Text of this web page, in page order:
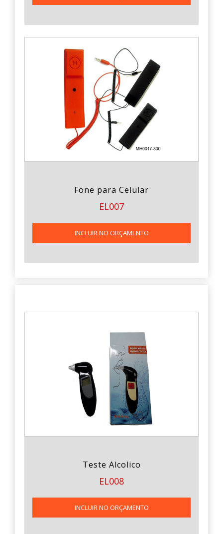
Fone para Celular
EL007
INCLUIR NO ORÇAMENTO
Teste Alcolico
EL008
INCLUIR NO ORÇAMENTO